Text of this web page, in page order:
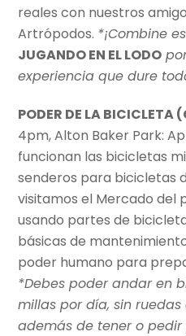
reales con nuestros
Artrópodos. *¡Combine
JUGANDO EN EL LODO
experiencia que dure
PODER DE LA
4pm, Alton Baker Park:
funcionan las bicicletas
senderos para bicicletas
visitamos el Mercado del
usando partes de
básicas de
poder humano para
*Debes poder andar en
millas por día, sin
además de tener o